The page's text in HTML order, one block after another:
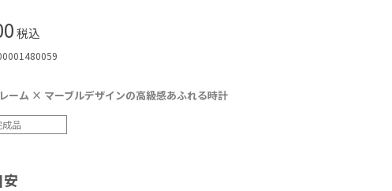
税込
ーム × マーブルデザインの高級感あふれる時計
成品